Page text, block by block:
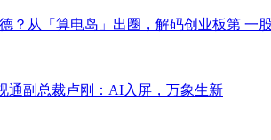
？从「算电岛」出圈，解码创业板第 一
通副总裁卢刚：AI入屏，万象生新